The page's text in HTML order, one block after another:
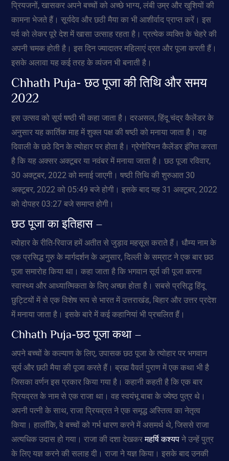
प्रियजनों, खासकर अपने बच्चों को अच्छे भाग्य, लंबी उम्र और खुशियों की
कामना भेजते हैं। सूर्यदेव और छठी मैया का भी आशीर्वाद प्राप्त करें। इस
पर्व को लेकर पूरे देश में खासा उत्साह रहता है। प्रत्येक व्यक्ति के चेहरे की
अपनी चमक होती है। इस दिन ज्यादातर महिलाएं व्रत और पूजा करती हैं।
इसके अलावा यह कई तरह के व्यंजन भी बनाती है।
Chhath Puja- छठ पूजा की तिथि और समय
2022
इस उत्सव को सूर्य षष्ठी भी कहा जाता है। दरअसल, हिंदू चंद्र कैलेंडर के
अनुसार यह कार्तिक माह में शुक्ल पक्ष की षष्ठी को मनाया जाता है। यह
दिवाली के छठे दिन के त्योहार पर होता है। ग्रेगोरियन कैलेंडर इंगित करता
है कि यह अक्सर अक्टूबर या नवंबर में मनाया जाता है। छठ पूजा रविवार,
30 अक्टूबर, 2022 को मनाई जाएगी। षष्ठी तिथि की शुरुआत 30
अक्टूबर, 2022 को 05:49 बजे होगी। इसके बाद यह 31 अक्टूबर, 2022
को दोपहर 03:27 बजे समाप्त होगी।
छठ पूजा का इतिहास –
त्योहार के रीति-रिवाज हमें अतीत से जुड़ाव महसूस कराते हैं। धौम्य नाम के
एक प्रसिद्ध गुरु के मार्गदर्शन के अनुसार, दिल्ली के सम्राट ने एक बार छठ
पूजा समारोह किया था। कहा जाता है कि भगवान सूर्य की पूजा करना
स्वास्थ्य और आध्यात्मिकता के लिए अच्छा होता है। सबसे प्रसिद्ध हिंदू
छुट्टियों में से एक विशेष रूप से भारत में उत्तराखंड, बिहार और उत्तर प्रदेश
में मनाया जाता है। इसके बारे में कई कहानियां भी प्रचलित हैं।
Chhath Puja-छठ पूजा कथा –
अपने बच्चों के कल्याण के लिए, उपासक छठ पूजा के त्योहार पर भगवान
सूर्य और छठी मैया की पूजा करते हैं। ब्रह्म वैवर्त पुराण में एक कथा भी है
जिसका वर्णन इस प्रकार किया गया है। कहानी कहती है कि एक बार
प्रियव्रत के नाम से एक राजा था। वह स्वयंभू बाबा के ज्येष्ठ पुत्र थे।
अपनी पत्नी के साथ, राजा प्रियव्रत ने एक समृद्ध अस्तित्व का नेतृत्व
किया। हालाँकि, वे बच्चों को गर्भ धारण करने में असमर्थ थे, जिससे राजा
अत्यधिक उदास हो गया। राजा की दशा देखकरमहर्षि कश्यप ने उन्हें पुत्र
के लिए यज्ञ करने की सलाह दी। राजा ने यज्ञ किया। इसके बाद उनकी